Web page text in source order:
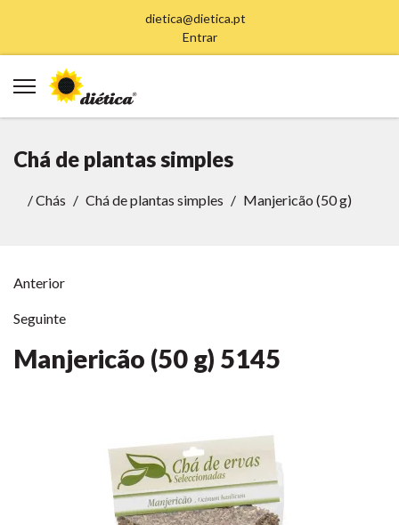
dietica@dietica.pt
Entrar
Chá de plantas simples
/Chás Chá de plantas simples Manjericão (50 g)
Anterior
Seguinte
Manjericão (50 g) 5145